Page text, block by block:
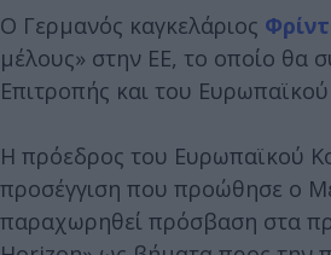
Ο Γερμανός καγκελάριος
μέλους» στην ΕΕ, το οποίο θα
Επιτροπής και του
Η πρόεδρος του Ευρωπαϊκού
προσέγγιση που προώθησε ο
παραχωρηθεί πρόσβαση στα